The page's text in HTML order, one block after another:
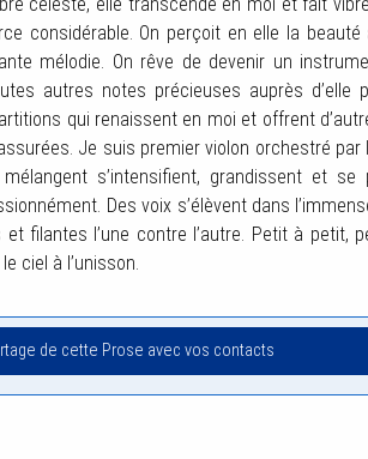
considérable. On perçoit en elle la
mélodie. On rêve de devenir un
autres notes précieuses auprès d’elle
qui renaissent en moi et offrent
Je suis premier violon orchestré par
s’intensifient, grandissent et se
Des voix s’élèvent dans
filantes l’une contre l’autre. Petit à petit,
ciel à l’unisson.
de cette Prose avec vos contacts